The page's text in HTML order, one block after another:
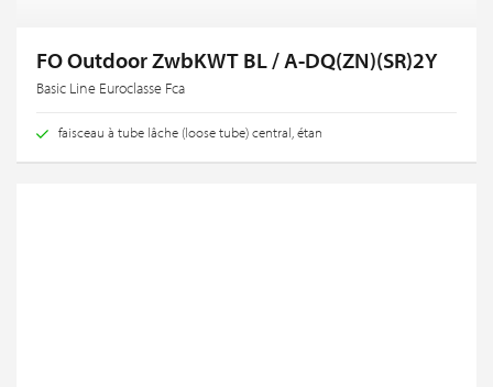
FO Outdoor ZwbKWT BL / A-DQ(ZN)(SR)2Y
Basic Line Euroclasse Fca
faisceau à tube lâche (loose tube) central, étan